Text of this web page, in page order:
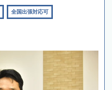
全国出張対応可